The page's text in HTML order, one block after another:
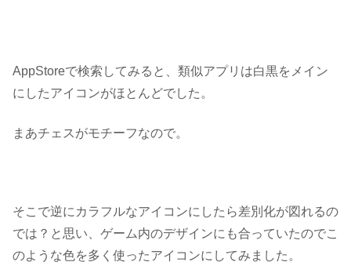
AppStoreで検索してみると、類似アプリは白黒をメイン
にしたアイコンがほとんどでした。
まあチェスがモチーフなので。
そこで逆にカラフルなアイコンにしたら差別化が図れるの
では？ と思い、ゲーム内のデザインにも合っていたのでこ
のような色を多く使ったアイコンにしてみました。